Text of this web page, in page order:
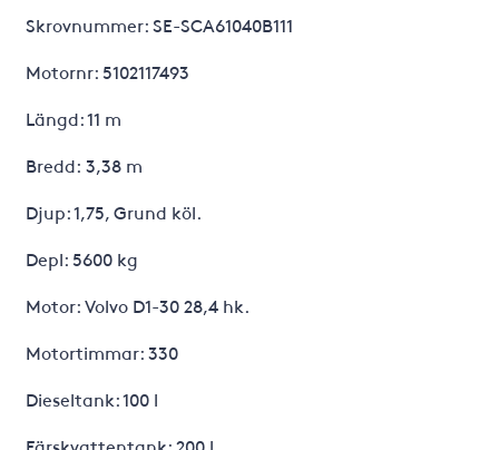
Skrovnummer: SE-SCA61040B111
Motornr: 5102117493
Längd: 11 m
Bredd: 3,38 m
Djup: 1,75, Grund köl.
Depl: 5600 kg
Motor: Volvo D1-30 28,4 hk.
Motortimmar: 330
Dieseltank: 100 l